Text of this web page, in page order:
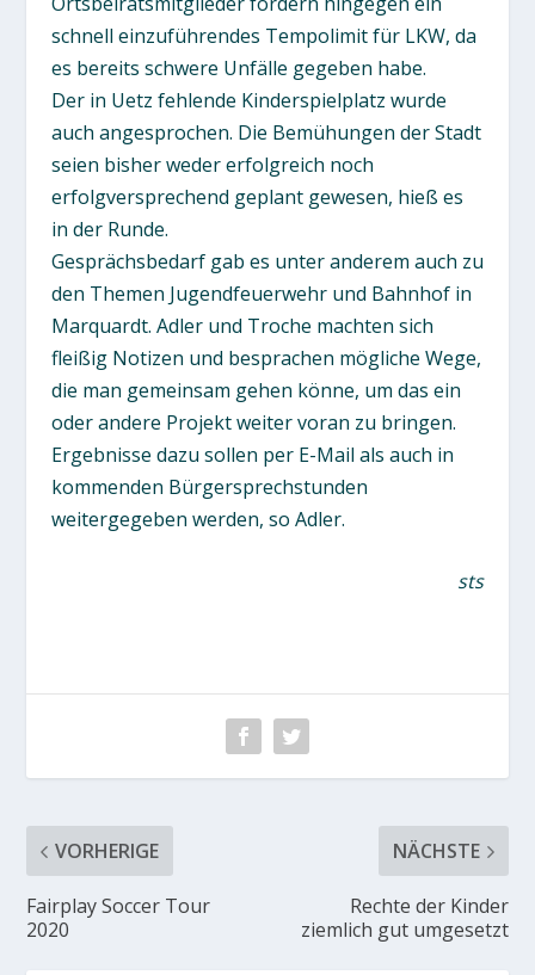
schnell einzuführendes Tempolimit für LKW, da
es bereits schwere Unfälle gegeben habe.
Der in Uetz fehlende Kinderspielplatz wurde
auch angesprochen. Die Bemühungen der Stadt
seien bisher weder erfolgreich noch
erfolgversprechend geplant gewesen, hieß es
in der Runde.
Gesprächsbedarf gab es unter anderem auch zu
den Themen Jugendfeuerwehr und Bahnhof in
Marquardt. Adler und Troche machten sich
fleißig Notizen und besprachen mögliche Wege,
die man gemeinsam gehen könne, um das ein
oder andere Projekt weiter voran zu bringen.
Ergebnisse dazu sollen per E-Mail als auch in
kommenden Bürgersprechstunden
weitergegeben werden, so Adler.
sts
VORHERIGE
Fairplay Soccer Tour
2020
NÄCHSTE
Rechte der Kinder
ziemlich gut umgesetzt